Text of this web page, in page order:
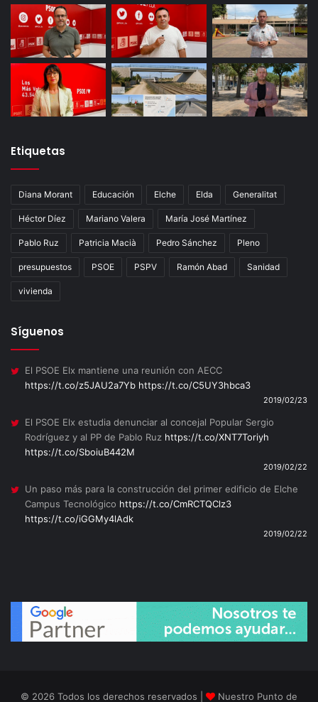
Etiquetas
Diana Morant Educación Elche Elda Generalitat
Héctor Díez Mariano Valera María José Martínez
Pablo Ruz Patricia Macià Pedro Sánchez Pleno
presupuestos PSOE PSPV Ramón Abad Sanidad
vivienda
Síguenos
El PSOE Elx mantiene una reunión con AECC
https://t.co/z5JAU2a7Yb https://t.co/C5UY3hbca3
2019/02/23
El PSOE Elx estudia denunciar al concejal Popular Sergio
Rodríguez y al PP de Pablo Ruz https://t.co/XNT7Toriyh
https://t.co/SboiuB442M
2019/02/22
Un paso más para la construcción del primer edificio de Elche
Campus Tecnológico https://t.co/CmRCTQClz3
https://t.co/iGGMy4lAdk
2019/02/22
© 2026 Todos los derechos reservados | Nuestro Punto de